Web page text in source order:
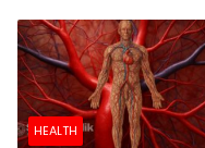
HEALTH